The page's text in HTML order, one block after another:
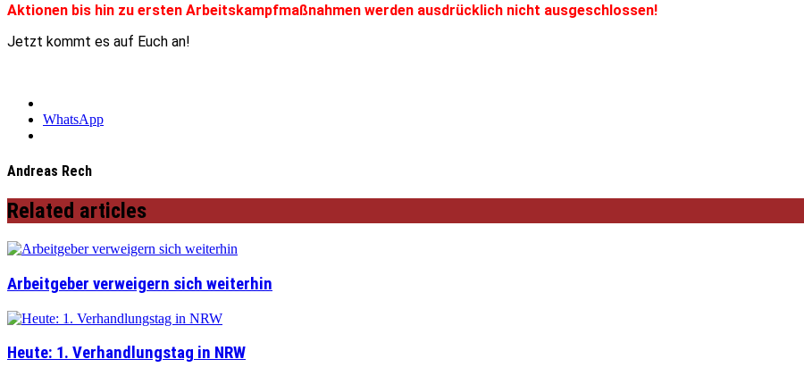
Aktionen bis hin zu ersten Arbeitskampfmaßnahmen werden ausdrücklich nicht ausgeschlossen!
Jetzt kommt es auf Euch an!
WhatsApp
Andreas Rech
Related articles
Arbeitgeber verweigern sich weiterhin
Heute: 1. Verhandlungstag in NRW